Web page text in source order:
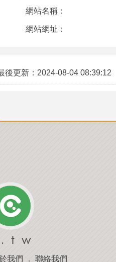
網站名稱：
網站網址：
後更新： 2024-08-04 08:39:12
我們 ． 聯絡我們